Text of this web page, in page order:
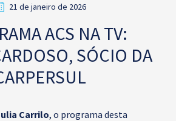
21 de janeiro de 2026
ACS NA TV:
SÓCIO DA
Carrilo, o programa desta